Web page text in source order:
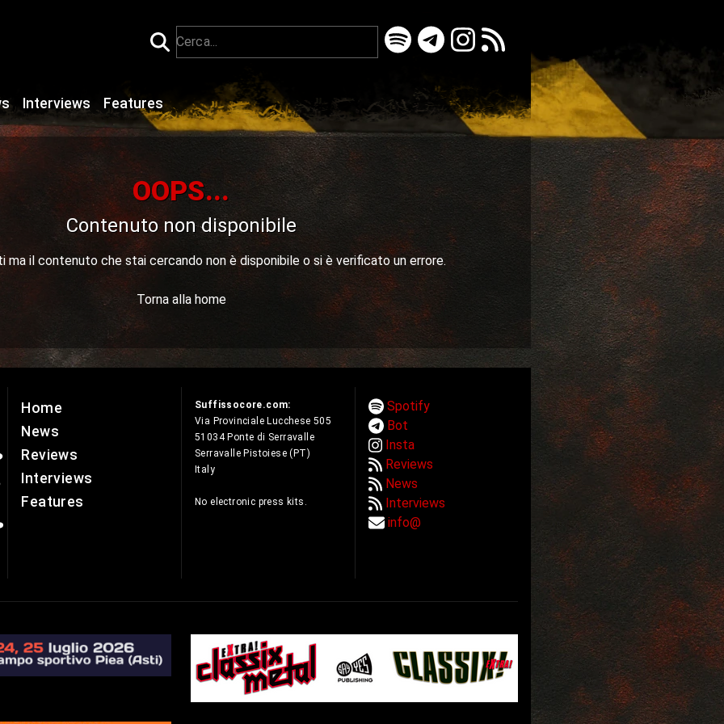
Interviews Features
OOPS...
Contenuto non disponibile
ma il contenuto che stai cercando non è disponibile o si è verificato un errore.
Torna alla home
Home
News
Reviews
Interviews
Features
Suffissocore.com:
Via Provinciale Lucchese 505
51034 Ponte di Serravalle
Serravalle Pistoiese (PT)
Italy
No electronic press kits.
Spotify
Bot
Insta
Reviews
News
Interviews
info@